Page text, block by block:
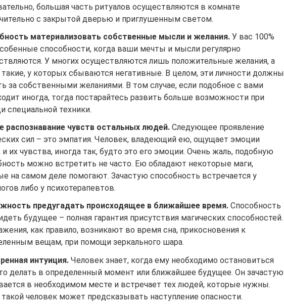
большая часть ритуалов осуществляются в комнате
с закрытой дверью и приглушенным светом.
материализовать собственные мысли и желания. У вас 100%
способности, когда ваши мечты и мысли регулярно
У многих осуществляются лишь положительные желания, а
такие, у которых сбываются негативные. В целом, эти личности должны
за собственными желаниями. В том случае, если подобное с вами
иногда, тогда постарайтесь развить больше возможности при
специальной техники.
распознавание чувств остальных людей. Следующее проявление
сил – это эмпатия. Человек, владеющий ею, ощущает эмоции
и их чувства, иногда так, будто это его эмоции. Очень жаль, подобную
можно встретить не часто. Ею обладают некоторые маги,
на самом деле помогают. Зачастую способность встречается у
либо у психотерапевтов.
предугадать происходящее в ближайшее время. Способность
будущее – полная гарантия присутствия магических способностей.
как правило, возникают во время сна, прикосновения к
вещам, при помощи зеркального шара.
интуиция. Человек знает, когда ему необходимо остановиться
делать в определенный момент или ближайшее будущее. Он зачастую
в необходимом месте и встречает тех людей, которые нужны.
человек может предсказывать наступление опасности.